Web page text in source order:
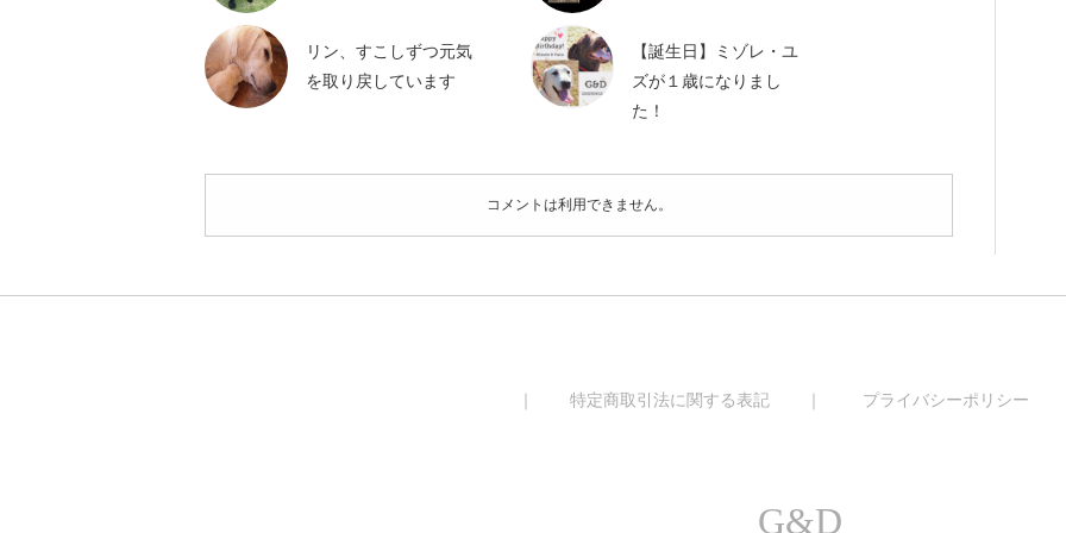
リン、すこしずつ元気
を取り戻しています
【誕生日】ミゾレ・ユ
ズが１歳になりまし
た！
コメントは利用できません。
特定商取引法に関する表記 プライバシーポリシー
G&D